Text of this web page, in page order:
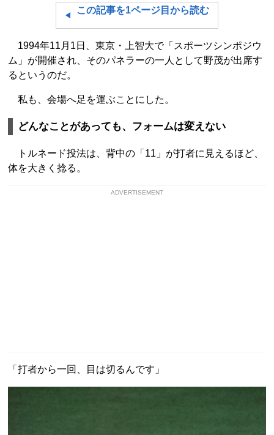
この記事を1ページ目から読む
1994年11月1日、東京・上智大で「スポーツシンポジウ
ム」が開催され、そのパネラーの一人として野茂が出席す
るというのだ。
私も、会場へ足を運ぶことにした。
どんなことがあっても、フォームは変えない
トルネード投法は、背中の「11」が打者に見えるほど、
体を大きく捻る。
ADVERTISEMENT
「打者から一回、目は切るんです」